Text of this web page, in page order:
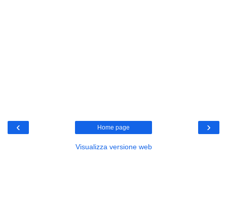
‹ ›
Home page
Visualizza versione web